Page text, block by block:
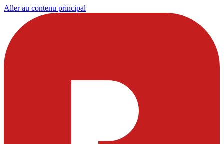
Aller au contenu principal